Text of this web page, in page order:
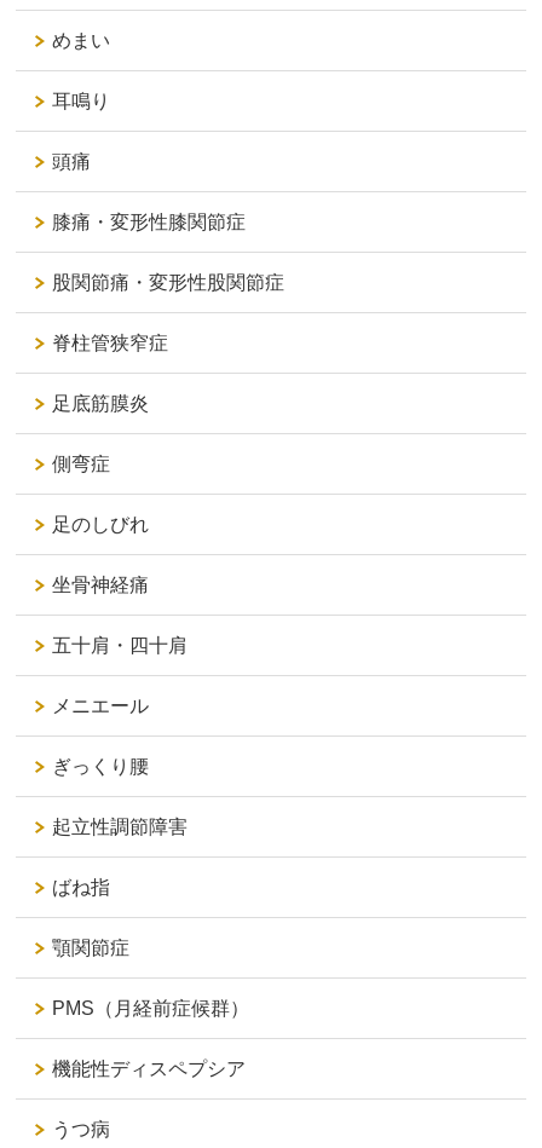
めまい
耳鳴り
頭痛
膝痛・変形性膝関節症
股関節痛・変形性股関節症
脊柱管狭窄症
足底筋膜炎
側弯症
足のしびれ
坐骨神経痛
五十肩・四十肩
メニエール
ぎっくり腰
起立性調節障害
ばね指
顎関節症
PMS（月経前症候群）
機能性ディスペプシア
うつ病